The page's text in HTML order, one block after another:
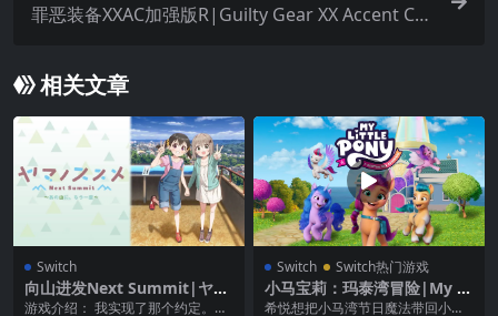
罪恶装备XXAC加强版R|Guilty Gear XX Accent Cor
相关文章
Switch
向山进发Next Summit|ヤマ
ノススメ Next Summit
游戏介绍： 我实现了那个约定。今
Switch Switch热门游戏
小马宝莉：玛泰湾冒险|My Li
ttle Pony: A Maretime Bay
希悦想把小马湾节日魔法带回小马